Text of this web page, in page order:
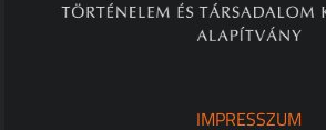
IMPRESSZUM